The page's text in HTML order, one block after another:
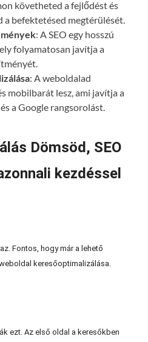
követheted a fejlődést és
befektetésed megtérülését.
: A SEO egy hosszú
folyamatosan javítja a
: A weboldalad
mobilbarát lesz, ami javítja a
a Google rangsorolást.
Dömsöd, SEO
kezdéssel
Fontos, hogy már a lehető
keresőoptimalizálása.
ezt. Az első oldal a keresőkben